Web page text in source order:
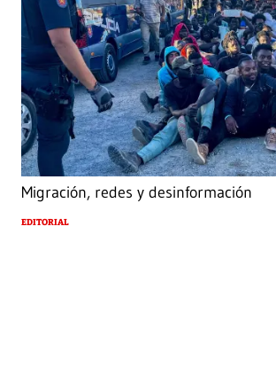
Migración, redes y desinformación
EDITORIAL